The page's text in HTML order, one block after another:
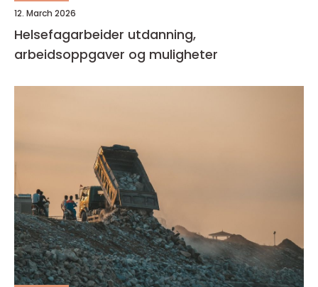
12. March 2026
Helsefagarbeider utdanning,
arbeidsoppgaver og muligheter